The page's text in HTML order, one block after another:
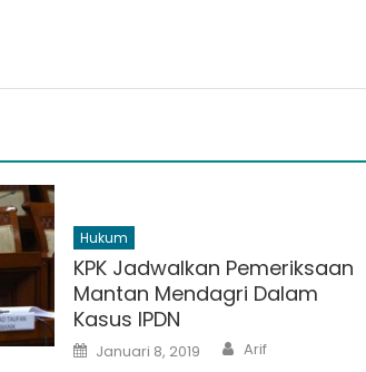
Hukum
KPK Jadwalkan Pemeriksaan
Mantan Mendagri Dalam
Kasus IPDN
Posted
on
Januari 8, 2019 Author
Arif